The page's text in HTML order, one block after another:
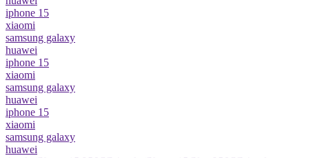
iphone 15
xiaomi
samsung galaxy
huawei
iphone 15
xiaomi
samsung galaxy
huawei
iphone 15
xiaomi
samsung galaxy
huawei